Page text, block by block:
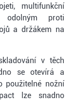
multifunkční
proti
a držákem na
v těch
se otevírá a
použitelné nožní
lze snadno